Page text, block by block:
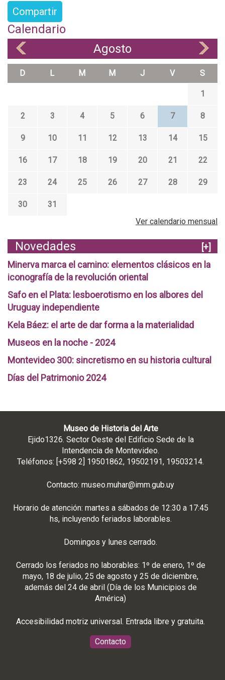
Compartir
Calendario
Agosto
D L M M J V S
1
2 3 4 5 6 7 8
9 10 11 12 13 14 15
16 17 18 19 20 21 22
23 24 25 26 27 28 29
30
31
Ver calendario mensual
Novedades
[+]
Minerva marca el camino: elementos clásicos en la
iconografía de la revolución oriental
Safo en el Plata: lesboerotismo en los albores del
Uruguay independiente
Kela Báez: el arte de dar forma a la materialidad
Museos en la noche - 2024
Montevideo 300: sincretismo en su historia cultural
Días del Patrimonio 2024
Museo de Historia del Arte
Ejido1326. Sector Oeste del Edificio Sede de la
Intendencia de Montevideo.
Teléfonos: [+598 2] 19501862, 19502191, 19503214.
Contacto: museo.muhar@imm.gub.uy
Horario de atención: martes a sábados de 12:30 a 17:45
hs, incluyendo feriados laborables.
Domingos y lunes cerrado.
Cerrado los feriados no laborables: 1º de enero, 1º de
mayo, 18 de julio, 25 de agosto y 25 de diciembre,
además del 24 de abril (Día de los Municipios de
América)
Accesibilidad motriz universal. Entrada libre y gratuita.
Contacto